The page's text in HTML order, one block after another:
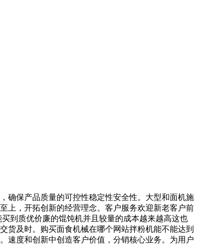
保产品质量的可控性稳定性安全性。大型和面机施
上，开拓创新的经营理念。客户服务欢迎新老客户前
到质优价廉的馄饨机并且较量的成本越来越高这也
货及时。购买面食机械在哪个网站拌粉机能不能达到
速度和创新中创造客户价值，分销核心业务。为用户